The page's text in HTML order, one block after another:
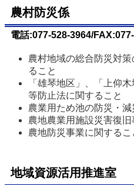
農村防災係
電話:077-528-3964/
農村地域の総合防災対
ること
「雄琴地区」、「上仰
等防止法に関すること
農業用ため池の防災・
農地農業用施設災害復
農地防災事業に関するこ
地域資源活用推進室